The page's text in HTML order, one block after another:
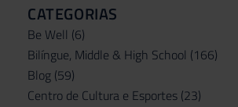
CATEGORIAS
Be Well (6)
Bilíngue, Middle & High School (166)
Blog (59)
Centro de Cultura e Esportes (23)